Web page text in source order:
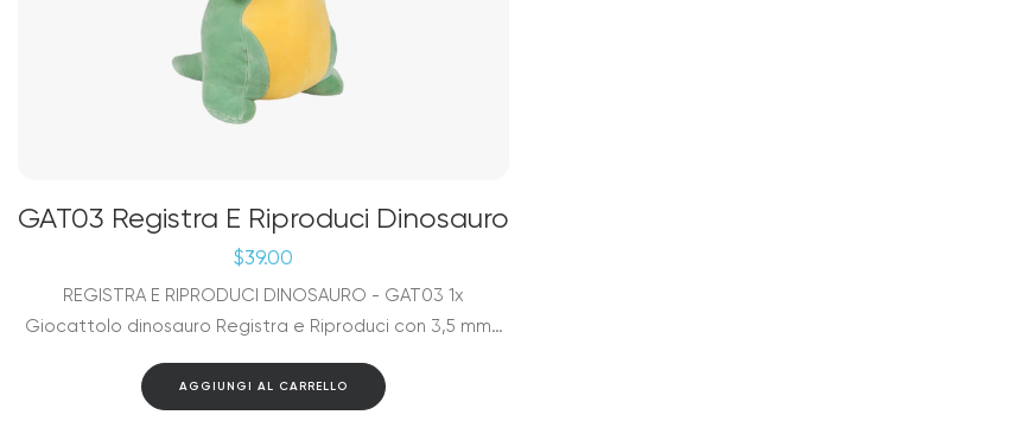
GAT03 Registra E Riproduci Dinosauro
$39.00
REGISTRA E RIPRODUCI DINOSAURO - GAT03 1x
Giocattolo dinosauro Registra e Riproduci con 3,5 mm…
AGGIUNGI AL CARRELLO